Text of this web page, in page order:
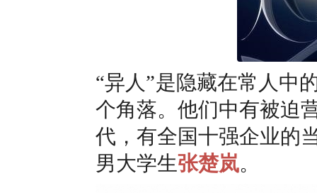
“异人”是隐藏在常人中
个角落。他们中有被迫
代，有全国十强企业的
男大学生张楚岚。